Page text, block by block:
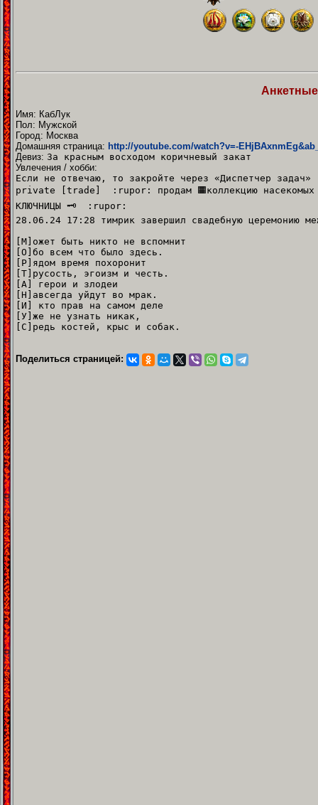
Имя: КабЛук
Пол: Мужской
Город: Москва
Домашняя страница: http://youtube.com/watch?v=-
Девиз: За красным восходом коричневый закат
Увлечения / хобби:
Если не отвечаю, то закройте через «Диспетчер задач»
private [trade] :rupor: продам 🟧коллекцию насекомых
КЛЮЧНИЦЫ 🗝️ :rupor:
28.06.24 17:28 тимрик завершил свадебную церемонию
[М]ожет быть никто не вспомнит
[О]бо всем что было здесь.
[Р]ядом время похоронит
[Т]русость, эгоизм и честь.
[А] герои и злодеи
[Н]авсегда уйдут во мрак.
[И] кто прав на самом деле
[У]же не узнать никак,
[С]редь костей, крыс и собак.
Поделиться страницей: